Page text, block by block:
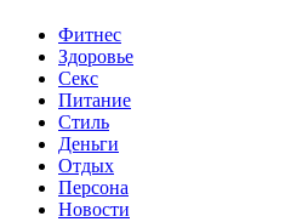
Фитнес
Здоровье
Секс
Питание
Стиль
Деньги
Отдых
Персона
Новости